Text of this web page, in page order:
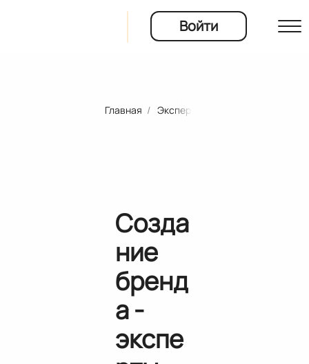
Войти
Главная Эксперты и преподаватели
Созда
ние
бренд
а -
экспе